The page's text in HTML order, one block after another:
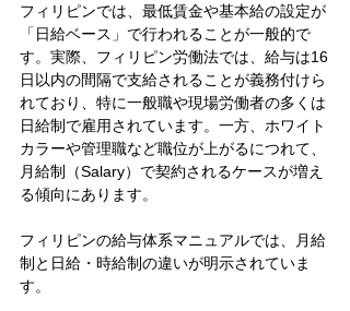
フィリピンでは、最低賃金や基本給の設定が
「日給ベース」で行われることが一般的で
す。実際、フィリピン労働法では、給与は16
日以内の間隔で支給されることが義務付けら
れており、特に一般職や現場労働者の多くは
日給制で雇用されています。一方、ホワイト
カラーや管理職など職位が上がるにつれて、
月給制（Salary）で契約されるケースが増え
る傾向にあります。
フィリピンの給与体系マニュアルでは、月給
制と日給・時給制の違いが明示されていま
す。